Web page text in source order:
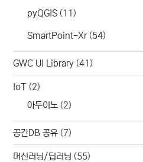
pyQGIS (11)
SmartPoint-Xr(54)
GWC UI Library (41)
IoT (2)
아두이노 (2)
공간DB 공유 (7)
머신러닝/딥러닝 (55)